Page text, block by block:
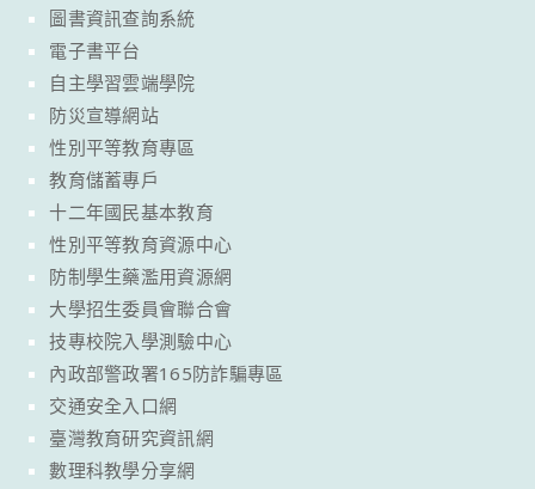
圖書資訊查詢系統
電子書平台
自主學習雲端學院
防災宣導網站
性別平等教育專區
教育儲蓄專戶
十二年國民基本教育
性別平等教育資源中心
防制學生藥濫用資源網
大學招生委員會聯合會
技專校院入學測驗中心
內政部警政署165防詐騙專區
交通安全入口網
臺灣教育研究資訊網
數理科教學分享網